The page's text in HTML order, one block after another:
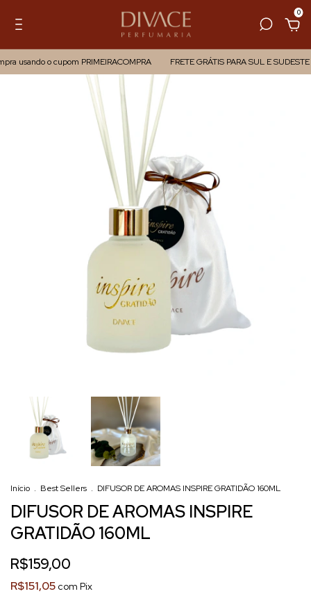
0
usando o cupom PRIMEIRACOMPRA FRETE GRÁTIS PARA SUL E
Início . Best Sellers . DIFUSOR DE AROMAS INSPIRE GRATIDÃO 160ML
DIFUSOR DE AROMAS INSPIRE
GRATIDÃO 160ML
R$159,00
R$151,05 com Pix